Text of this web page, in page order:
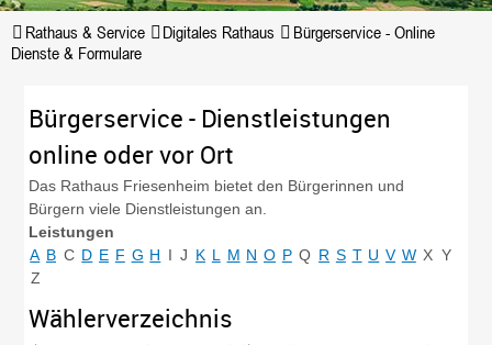
Rathaus & Service Digitales Rathaus
Bürgerservice - Online
Dienste & Formulare
Bürgerservice - Dienstleistungen
online oder vor Ort
Das Rathaus Friesenheim bietet den Bürgerinnen und
Bürgern viele Dienstleistungen an.
Leistungen
A B C D E F G H I J K L M N O P Q R S T U V W X Y
Z
Wählerverzeichnis